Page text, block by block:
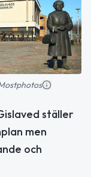
ställer
men
och